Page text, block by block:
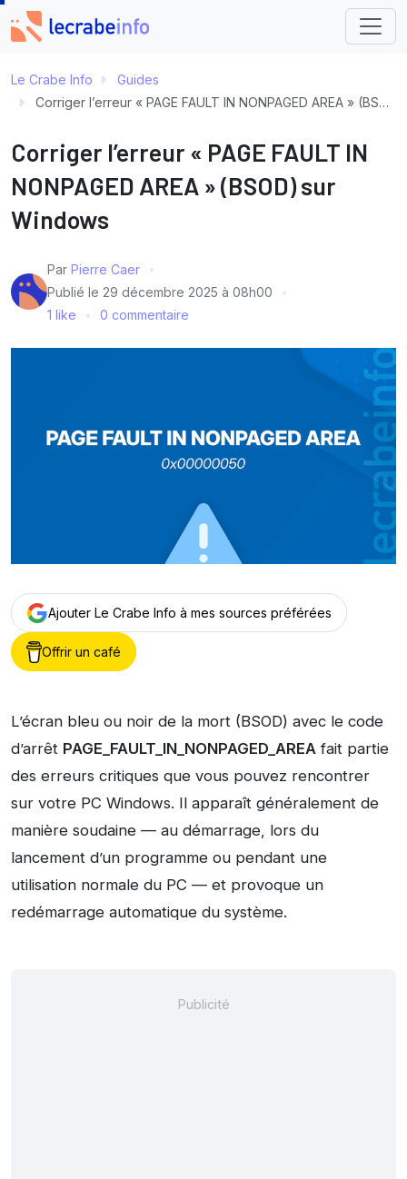
Le Crabe Info
Guides
Corriger l’erreur « PAGE FAULT IN NONPAGED AREA » (BSOD) sur Windows
Corriger l’erreur « PAGE FAULT IN
NONPAGED AREA » (BSOD) sur
Windows
Par Pierre Caer
Publié le 29 décembre 2025 à 08h00
1 like
0 commentaire
Ajouter Le Crabe Info à mes sources préférées
Offrir un café
L’écran bleu ou noir de la mort (BSOD) avec le code
d’arrêt PAGE_FAULT_IN_NONPAGED_AREA fait partie
des erreurs critiques que vous pouvez rencontrer
sur votre PC Windows. Il apparaît généralement de
manière soudaine — au démarrage, lors du
lancement d’un programme ou pendant une
utilisation normale du PC — et provoque un
redémarrage automatique du système.